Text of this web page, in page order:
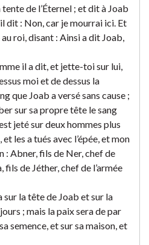
de l’Éternel ; et dit à Joab
dit : Non, car je mourrai ici. Et
roi, disant : Ainsi a dit Joab,
il a dit, et jette-toi sur lui,
moi et de dessus la
que Joab a versé sans cause ;
sur sa propre tête le sang
jeté sur deux hommes plus
les a tués avec l’épée, et mon
: Abner, fils de Ner, chef de
fils de Jéther, chef de l’armée
la tête de Joab et sur la
; mais la paix sera de par
semence, et sur sa maison, et